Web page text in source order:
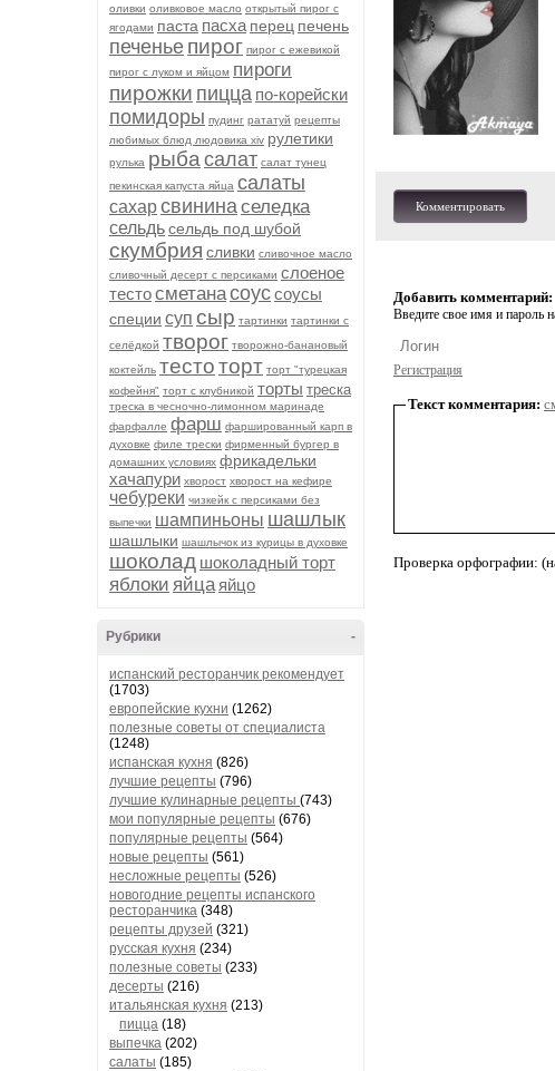
оливки оливковое масло открытый пирог с
ягодами паста пасха перец печень
печенье пирог пирог с ежевикой
пирог с луком и яйцом пироги
пирожки пицца по-корейски
помидоры пудинг рататуй рецепты
любимых блюд людовика xiv рулетики
рулька рыба салат салат тунец
пекинская капуста яйца салаты
сахарсвининаселедка
сельдьсельдь под шубой
скумбрия сливки сливочное масло
сливочный десерт с персиками слоеное
тестосметанасоуссоусы
специи суп сыр тартинки тартинки с
селёдкой творог творожно-банановый
коктейль тестоторт торт "турецкая
кофейня" торт с клубникой торты треска
треска в чесночно-лимонном маринаде
фарфалле фарш фаршированный карп в
духовке филе трески фирменный бургер в
домашних условиях фрикадельки
хачапури хворост хворост на кефире
чебуреки чизкейк с персиками без
выпечки шампиньоны шашлык
шашлыки шашлычок из курицы в духовке
шоколад шоколадный торт
яблоки яйца яйцо
-
Рубрики
испанский ресторанчик рекомендует
(1703)
европейские кухни (1262)
полезные советы от специалиста
(1248)
испанская кухня (826)
лучшие рецепты (796)
лучшие кулинарные рецепты (743)
мои популярные рецепты (676)
популярные рецепты (564)
новые рецепты (561)
несложные рецепты (526)
новогодние рецепты испанского
ресторанчика (348)
рецепты друзей (321)
русская кухня (234)
полезные советы (233)
десерты (216)
итальянская кухня (213)
пицца (18)
выпечка (202)
салаты (185)
Комментировать
Добавить комментарий:
Введите свое имя и пароль
Регистрация
Текст комментария:
Проверка орфографии: